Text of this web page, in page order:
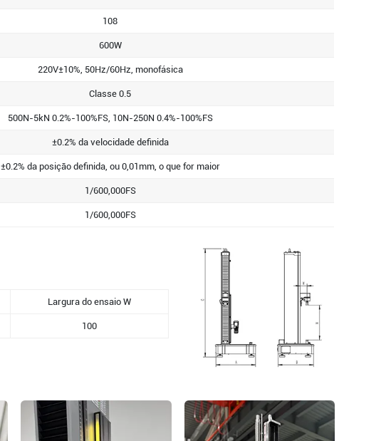
108
600W
220V±10%, 50Hz/60Hz, monofásica
Classe 0.5
500N-5kN 0.2%-100%FS, 10N-250N 0.4%-100%FS
±0.2% da velocidade definida
±0.2% da posição definida, ou 0,01mm, o que for maior
1/600,000FS
1/600,000FS
Largura do ensaio W
100